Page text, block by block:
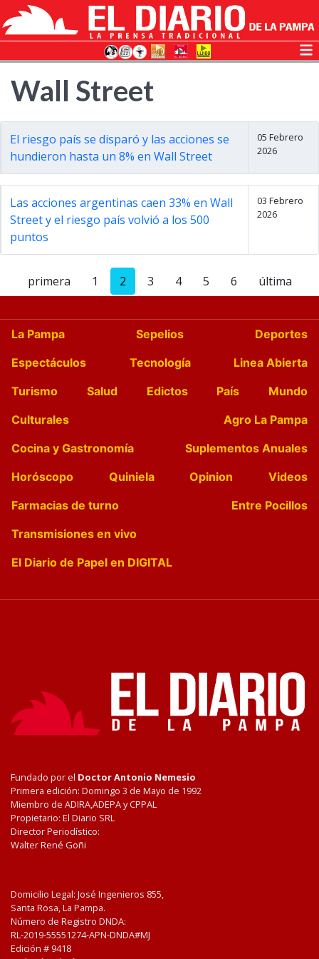
Wall Street
El riesgo país se disparó y las acciones se
hundieron hasta un 8% en Wall Street
05 Febrero
2026
Las acciones argentinas caen 33% en Wall
Street y el riesgo país volvió a los 500
puntos
03 Febrero
2026
primera 1 2 3 4 5 6 última
La Pampa Sepelios
Deportes
Espectáculos
Tecnología
Linea Abierta
Turismo
Salud Edictos País
Mundo
Culturales
Agro La Pampa
Cocina y Gastronomía
Suplementos Anuales
Horóscopo
Quiniela Opinion
Videos
Farmacias de turno
Entre Pocillos
Transmisiones en vivo
El Diario de Papel en DIGITAL
Fundado por el Doctor Antonio Nemesio
Primera edición: Domingo 3 de Mayo de 1992
Miembro de ADIRA,ADEPA y CPPAL
Propietario: El Diario SRL
Director Periodístico:
Walter René Goñi
Domicilio Legal: José Ingenieros 855,
Santa Rosa, La Pampa.
Número de Registro DNDA:
RL-2019-55551274-APN-DNDA#MJ
Edición # 9418